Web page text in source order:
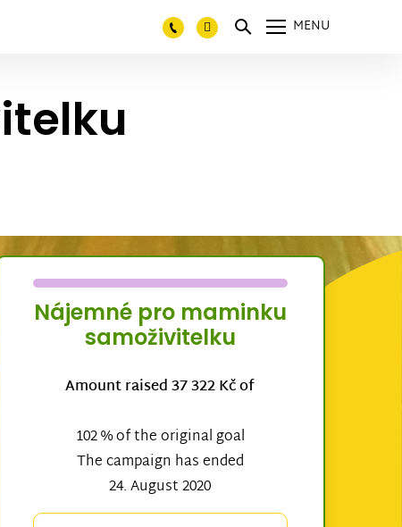
MENU
Nájemné pro maminku
samoživitelku
Amount raised 37 322 Kč of
102 % of the original goal
The campaign has ended
24. August 2020